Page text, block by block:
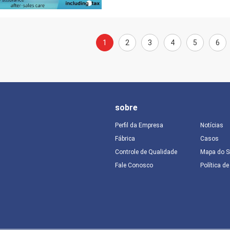
1 2 3 4 5 6
sobre
Perfil da Empresa
Fábrica
Controle de Qualidade
Fale Conosco
Notícias
Casos
Mapa do
Política de